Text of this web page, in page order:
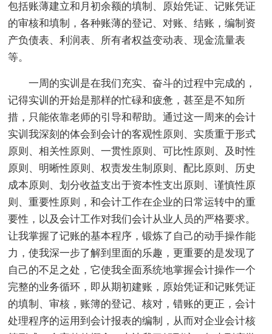
包括账薄建立和月初余额的填制、原始凭证、记账凭证
的审核和填制，各种账薄的登记、对账、结账，编制资
产负债表、利润表、所有者权益变动表、现金流量表
等。
一周的实训是在我们充实、奋斗的过程中完成的，
记得实训的开始是那样的忙碌和疲惫，甚至是不知所
措，只能依靠老师的引导和帮助。通过这一周来的会计
实训我深刻的体会到会计的客观性原则、实质重于形式
原则、相关性原则、一贯性原则、可比性原则、及时性
原则、明晰性原则、权责发生制原则、配比原则、历史
成本原则、划分收益支出于资本性支出原则、谨慎性原
则、重要性原则，和会计工作在企业的日常运转中的重
要性，以及会计工作对我们会计从业人员的严格要求。
让我掌握了记账的基本程序，锻炼了自己的动手操作能
力，使我深一步了解到里面的乐趣，更重要的是发现了
自己的不足之处，它使我全面系统地掌握会计操作一个
完整的业务循环，即从期初建账，原始凭证和记账凭证
的填制、审核，账簿的登记、核对，错账的更正，会计
处理程序的运用到会计报表的编制，从而对企业会计核